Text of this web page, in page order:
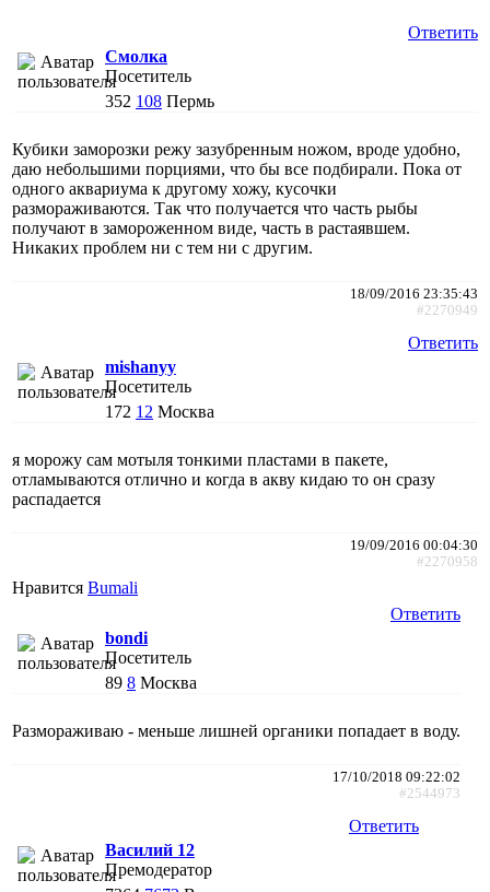
Ответить
Смолка
Посетитель
352 108 Пермь
Кубики заморозки режу зазубренным ножом, вроде удобно,
даю небольшими порциями, что бы все подбирали. Пока от
одного аквариума к другому хожу, кусочки
размораживаются. Так что получается что часть рыбы
получают в замороженном виде, часть в растаявшем.
Никаких проблем ни с тем ни с другим.
18/09/2016 23:35:43
#2270949
Ответить
mishanyy
Посетитель
172 12 Москва
я морожу сам мотыля тонкими пластами в пакете,
отламываются отлично и когда в акву кидаю то он сразу
распадается
19/09/2016 00:04:30
#2270958
Нравится Bumali
Ответить
bondi
Посетитель
89 8 Москва
Размораживаю - меньше лишней органики попадает в воду.
17/10/2018 09:22:02
#2544973
Ответить
Василий 12
Премодератор